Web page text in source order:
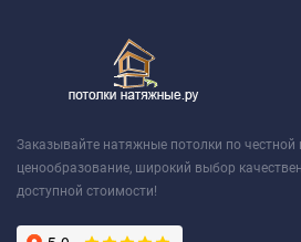
Заказывайте натяжные потолки по честной
ценообразование, широкий выбор
доступной стоимости!